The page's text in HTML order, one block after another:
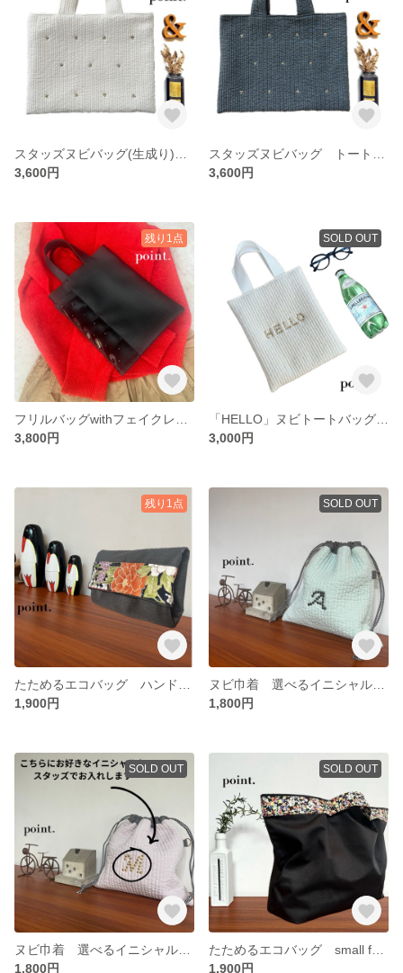
3,600円
3,600円
残り1点
3,800円
SOLD OUT
3,000円
残り1点
1,900円
SOLD OUT
1,800円
SOLD OUT
1,800円
SOLD OUT
1,900円